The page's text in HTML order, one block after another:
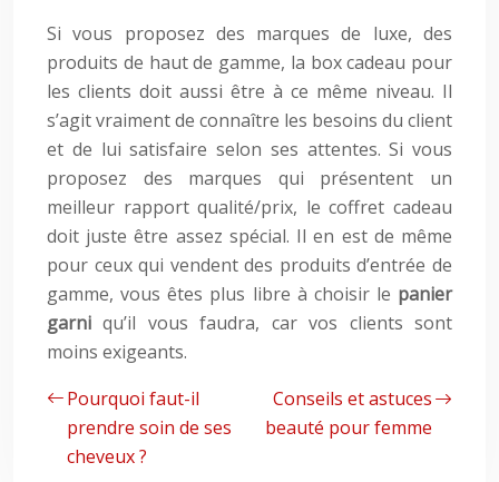
Si vous proposez des marques de luxe, des
produits de haut de gamme, la box cadeau pour
les clients doit aussi être à ce même niveau. Il
s’agit vraiment de connaître les besoins du client
et de lui satisfaire selon ses attentes. Si vous
proposez des marques qui présentent un
meilleur rapport qualité/prix, le coffret cadeau
doit juste être assez spécial. Il en est de même
pour ceux qui vendent des produits d’entrée de
gamme, vous êtes plus libre à choisir le panier
garni qu’il vous faudra, car vos clients sont
moins exigeants.
Pourquoi faut-il
prendre soin de ses
cheveux ?
Conseils et astuces
beauté pour femme